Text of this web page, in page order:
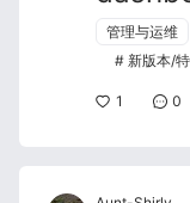
管理与运维
新版本/
1 0